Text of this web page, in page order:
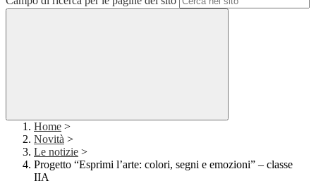
Home >
Novità >
Le notizie >
Progetto “Esprimi l’arte: colori, segni e emozioni” – classe
IIA